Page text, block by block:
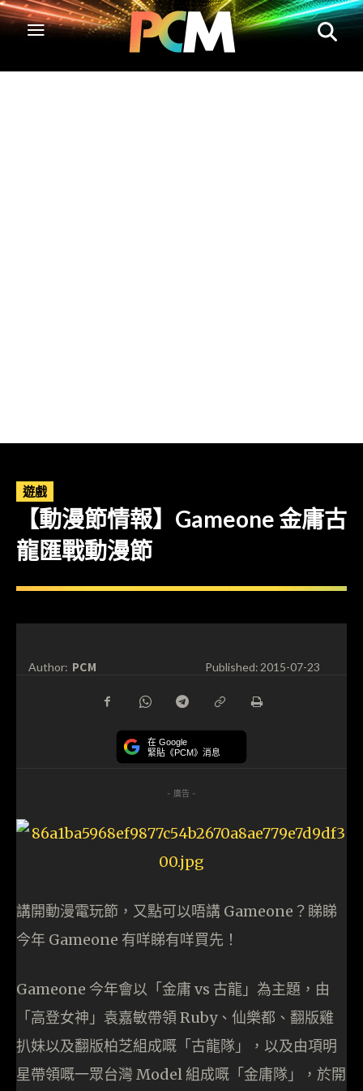
遊戲
【動漫節情報】Gameone 金庸古
龍匯戰動漫節
Author: PCM Published:2015-07-23
在 Google
緊貼《PCM》消息
- 廣告 -
講開動漫電玩節，又點可以唔講 Gameone？睇睇
今年 Gameone 有咩睇有咩買先！
Gameone 今年會以「金庸 vs 古龍」為主題，由
「高登女神」袁嘉敏帶領 Ruby、仙樂都、翻版雞
扒妹以及翻版柏芝組成嘅「古龍隊」，以及由項明
星帶領嘅一眾台灣 Model 組成嘅「金庸隊」，於開